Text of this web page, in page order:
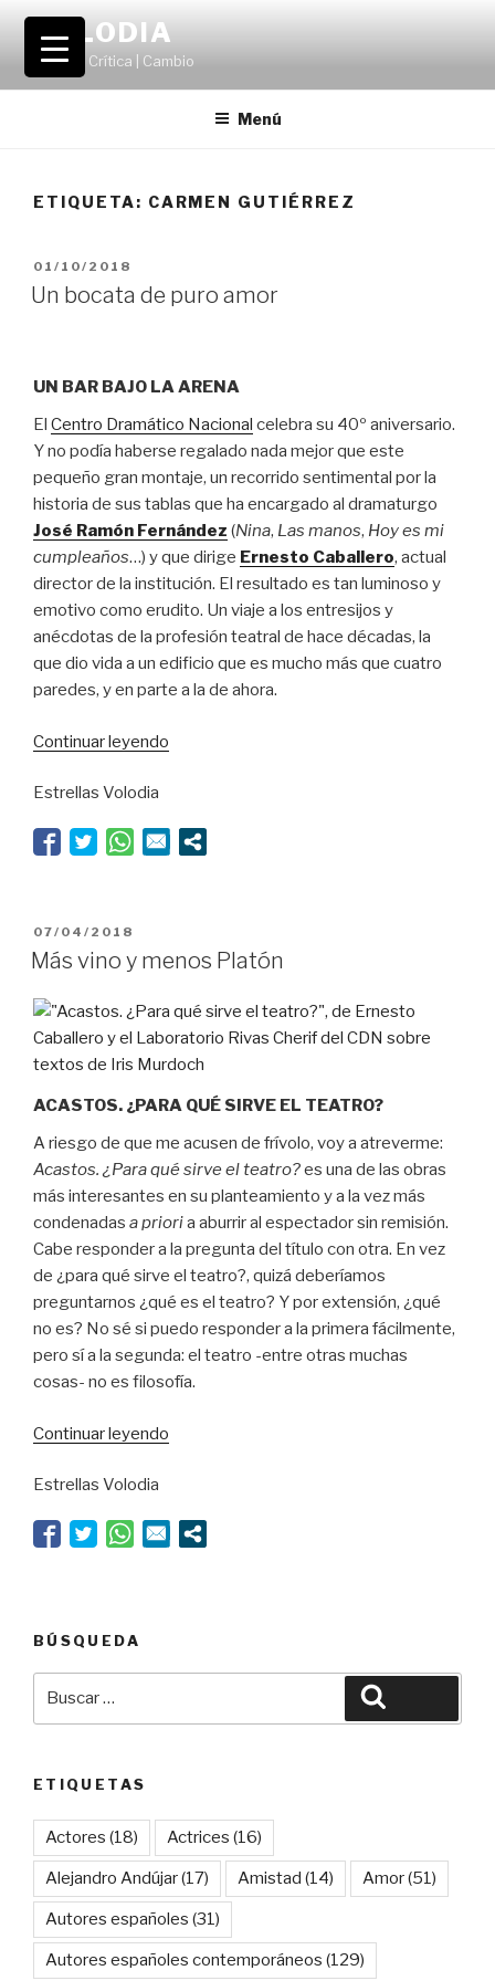
Saltar
contenido
VOLODIA
Teatro | Crítica | Cambio
Menú
ETIQUETA: CARMEN GUTIÉRREZ
PUBLICADO
EL
01/10/2018
Un bocata de puro amor
UN BAR BAJO LA ARENA
El Centro Dramático Nacional celebra su 40º aniversario.
Y no podía haberse regalado nada mejor que este
pequeño gran montaje, un recorrido sentimental por la
historia de sus tablas que ha encargado al dramaturgo
José Ramón Fernández (Nina, Las manos, Hoy es mi
cumpleaños…) y que dirige Ernesto Caballero, actual
director de la institución. El resultado es tan luminoso y
emotivo como erudito. Un viaje a los entresijos y
anécdotas de la profesión teatral de hace décadas, la
que dio vida a un edificio que es mucho más que cuatro
paredes, y en parte a la de ahora.
Continuar leyendo
amor”
Estrellas Volodia
PUBLICADO
EL
07/04/2018
Más vino y menos Platón
ACASTOS. ¿PARA QUÉ SIRVE EL TEATRO?
A riesgo de que me acusen de frívolo, voy a atreverme:
Acastos. ¿Para qué sirve el teatro?es una de las obras
más interesantes en su planteamiento y a la vez más
condenadas a prioria aburrir al espectador sin remisión.
Cabe responder a la pregunta del título con otra. En vez
de ¿para qué sirve el teatro?, quizá deberíamos
preguntarnos ¿qué es el teatro? Y por extensión, ¿qué
no es? No sé si puedo responder a la primera fácilmente,
pero sí a la segunda: el teatro -entre otras muchas
cosas- no es filosofía.
Continuar leyendo
Platón”
Estrellas Volodia
BÚSQUEDA
ETIQUETAS
Actores (18) Actrices (16)
Alejandro Andújar(17) Amistad (14) Amor(51)
Autores españoles (31)
Autores españoles contemporáneos (129)